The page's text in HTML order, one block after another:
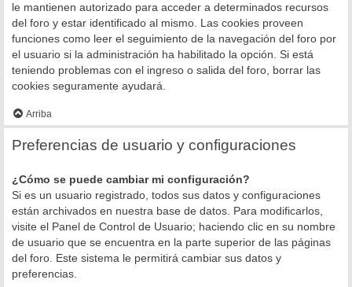
le mantienen autorizado para acceder a determinados recursos
del foro y estar identificado al mismo. Las cookies proveen
funciones como leer el seguimiento de la navegación del foro por
el usuario si la administración ha habilitado la opción. Si está
teniendo problemas con el ingreso o salida del foro, borrar las
cookies seguramente ayudará.
Arriba
Preferencias de usuario y configuraciones
¿Cómo se puede cambiar mi configuración?
Si es un usuario registrado, todos sus datos y configuraciones
están archivados en nuestra base de datos. Para modificarlos,
visite el Panel de Control de Usuario; haciendo clic en su nombre
de usuario que se encuentra en la parte superior de las páginas
del foro. Este sistema le permitirá cambiar sus datos y
preferencias.